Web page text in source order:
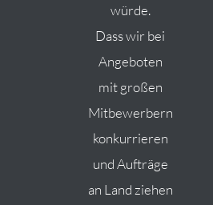
würde.
Dass wir bei
Angeboten
mit großen
Mitbewerbern
konkurrieren
und Aufträge
an Land ziehen